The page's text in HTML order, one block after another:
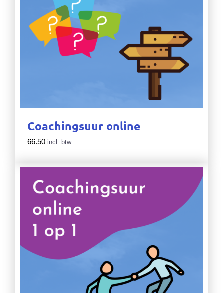
Coachingsuur online
66.50 incl. btw